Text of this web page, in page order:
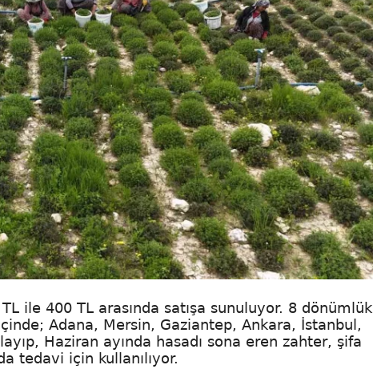
ile 400 TL arasında satışa sunuluyor. 8 dönümlük
Adana, Mersin, Gaziantep, Ankara, İstanbul,
Haziran ayında hasadı sona eren zahter, şifa
tedavi için kullanılıyor.